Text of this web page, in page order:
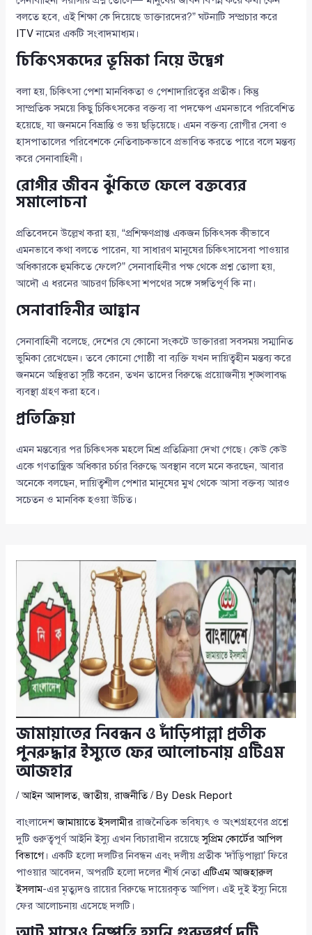
বলতে হবে, এই শিক্ষা কে দিয়েছে ডাক্তারদের?” ঘটনাটি সম্প্রচার করে
ITVনামের একটি সংবাদমাধ্যম।
চিকিৎসকদের ভূমিকা নিয়ে উদ্বেগ
বলা হয়, চিকিৎসা পেশা মানবিকতা ও পেশাদারিত্বের প্রতীক। কিন্তু
সাম্প্রতিক সময়ে কিছু চিকিৎসকের বক্তব্য বা পদক্ষেপ এমনভাবে পরিবেশিত
হয়েছে, যা জনমনে বিভ্রান্তি ও ভয় ছড়িয়েছে। এমন বক্তব্য রোগীর সেবা ও
হাসপাতালের পরিবেশকে নেতিবাচকভাবে প্রভাবিত করতে পারে বলে মন্তব্য
করে সেনাবাহিনী।
রোগীর জীবন ঝুঁকিতে ফেলে বক্তব্যের
সমালোচনা
প্রতিবেদনে উল্লেখ করা হয়, “প্রশিক্ষণপ্রাপ্ত একজন চিকিৎসক কীভাবে
এমনভাবে কথা বলতে পারেন, যা সাধারণ মানুষের চিকিৎসাসেবা পাওয়ার
অধিকারকে হুমকিতে ফেলে?” সেনাবাহিনীর পক্ষ থেকে প্রশ্ন তোলা হয়,
আদৌ এ ধরনের আচরণ চিকিৎসা শপথের সঙ্গে সঙ্গতিপূর্ণ কি না।
সেনাবাহিনীর আহ্বান
সেনাবাহিনী বলেছে, দেশের যে কোনো সংকটে ডাক্তাররা সবসময় সম্মানিত
ভুমিকা রেখেছেন। তবে কোনো গোষ্ঠী বা ব্যক্তি যখন দায়িত্বহীন মন্তব্য করে
জনমনে অস্থিরতা সৃষ্টি করেন, তখন তাদের বিরুদ্ধে প্রয়োজনীয় শৃঙ্খলাবদ্ধ
ব্যবস্থা গ্রহণ করা হবে।
প্রতিক্রিয়া
এমন মন্তব্যের পর চিকিৎসক মহলে মিশ্র প্রতিক্রিয়া দেখা গেছে। কেউ কেউ
একে গণতান্ত্রিক অধিকার চর্চার বিরুদ্ধে অবস্থান বলে মনে করছেন, আবার
অনেকে বলছেন, দায়িত্বশীল পেশার মানুষের মুখ থেকে আসা বক্তব্য আরও
সচেতন ও মানবিক হওয়া উচিত।
জামায়াতের নিবন্ধন ও দাঁড়িপাল্লা প্রতীক
পুনরুদ্ধার ইস্যুতে ফের আলোচনায় এটিএম
আজহার
/আইন আদালত,জাতীয়,রাজনীতি/ By Desk Report
বাংলাদেশজামায়াতে ইসলামীররাজনৈতিক ভবিষ্যৎ ও অংশগ্রহণের প্রশ্নে
দুটি গুরুত্বপূর্ণ আইনি ইস্যু এখন বিচারাধীন রয়েছেসুপ্রিম কোর্টের আপিল
বিভাগে। একটি হলো দলটির নিবন্ধন এবং দলীয় প্রতীক ‘দাঁড়িপাল্লা’ ফিরে
পাওয়ার আবেদন, অপরটি হলো দলের শীর্ষ নেতাএটিএম আজহারুল
ইসলাম-এর মৃত্যুদণ্ড রায়ের বিরুদ্ধে দায়েরকৃত আপিল। এই দুই ইস্যু নিয়ে
ফের আলোচনায় এসেছে দলটি।